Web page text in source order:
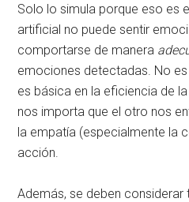
Solo lo simula porque eso es
artificial no puede sentir
comportarse de manera
emociones detectadas. No
es básica en la eficiencia de
nos importa que el otro nos
la empatía (especialmente la
acción.
Además, se deben